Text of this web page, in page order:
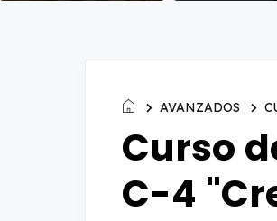
AVANZADOS
Curso
C-4